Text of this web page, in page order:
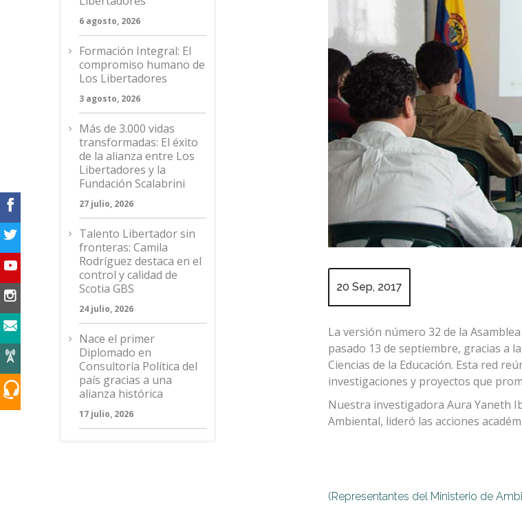
20 Sep, 2017
La versión número 32 de la
pasado 13 de septiembre, gracias a
Ciencias de la Educación. Esta red
investigaciones y proyectos que
Nuestra investigadora Aura Yaneth
Ambiental, lideró las acciones
(Representantes del Ministerio de
6 agosto, 2026
Formación Integral: El
compromiso humano de
Los Libertadores
3 agosto, 2026
Más de 3.000 vidas
transformadas: El éxito
de la alianza entre Los
Libertadores y la
Fundación Scalabrini
27 julio, 2026
Talento Libertador sin
fronteras: Camila
Rodríguez destaca en el
control y calidad de
Scotia GBS
24 julio, 2026
Nace el primer
Diplomado en
Consultoría Política del
país gracias a una
alianza histórica
17 julio, 2026